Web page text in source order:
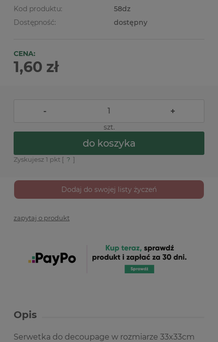
Kod produktu:
58dz
Dostępność:
dostępny
CENA:
1,60 zł
- +
szt.
do koszyka
Zyskujesz 1 pkt [ ? ]
Dodaj do swojej listy życzeń
zapytaj o produkt
Opis
Serwetka do decoupage w rozmiarze 33x33cm